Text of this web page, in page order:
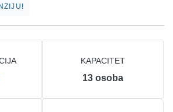
KAPACITET
13 osoba